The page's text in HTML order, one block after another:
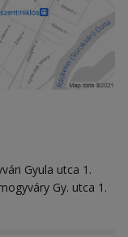
Gyula utca 1.
Gy. utca 1.